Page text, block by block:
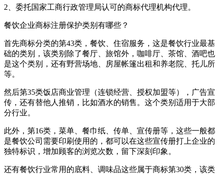
2、委托国家工商行政管理局认可的商标代理机构代理。
餐饮企业商标注册保护类别有哪些？
首先商标分类的第43类，餐饮、住宿服务，这是餐饮行业最基
础的类别，该类别除了餐厅、旅馆外，咖啡厅、茶馆、酒吧也
是这个类别，还有野营场地、房屋帐篷出租和养老院、托儿所
等。
然后第35类饭店商业管理（连锁经营、授权加盟等），广告宣
传，还有替他人推销，比如酒水的销售。这个类别适用于大部
分行业。
此外，第16类，菜单、餐巾纸、传单、宣传册等，这些一般都
是餐饮公司需要印刷使用的，都可以在这些宣传册打上企业的
独特标识，增加顾客的浏览次数，留下深刻印象。
还有餐饮行业常用的底料、调味品这些属于商标第30类，该类